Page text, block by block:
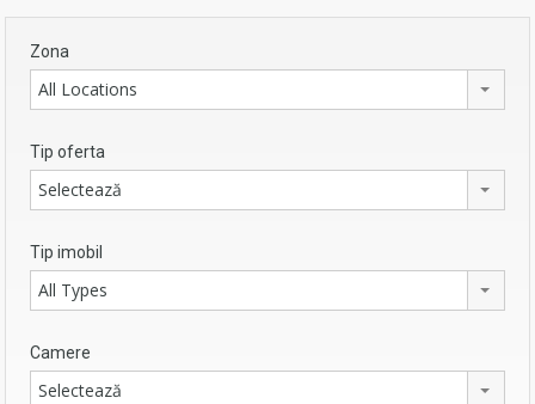
Zona
All Locations
Tip oferta
Selectează
Tip imobil
All Types
Camere
Selectează